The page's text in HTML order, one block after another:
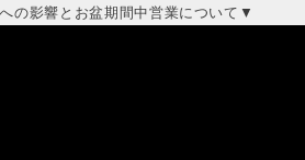
の影響とお盆期間中営業について▼